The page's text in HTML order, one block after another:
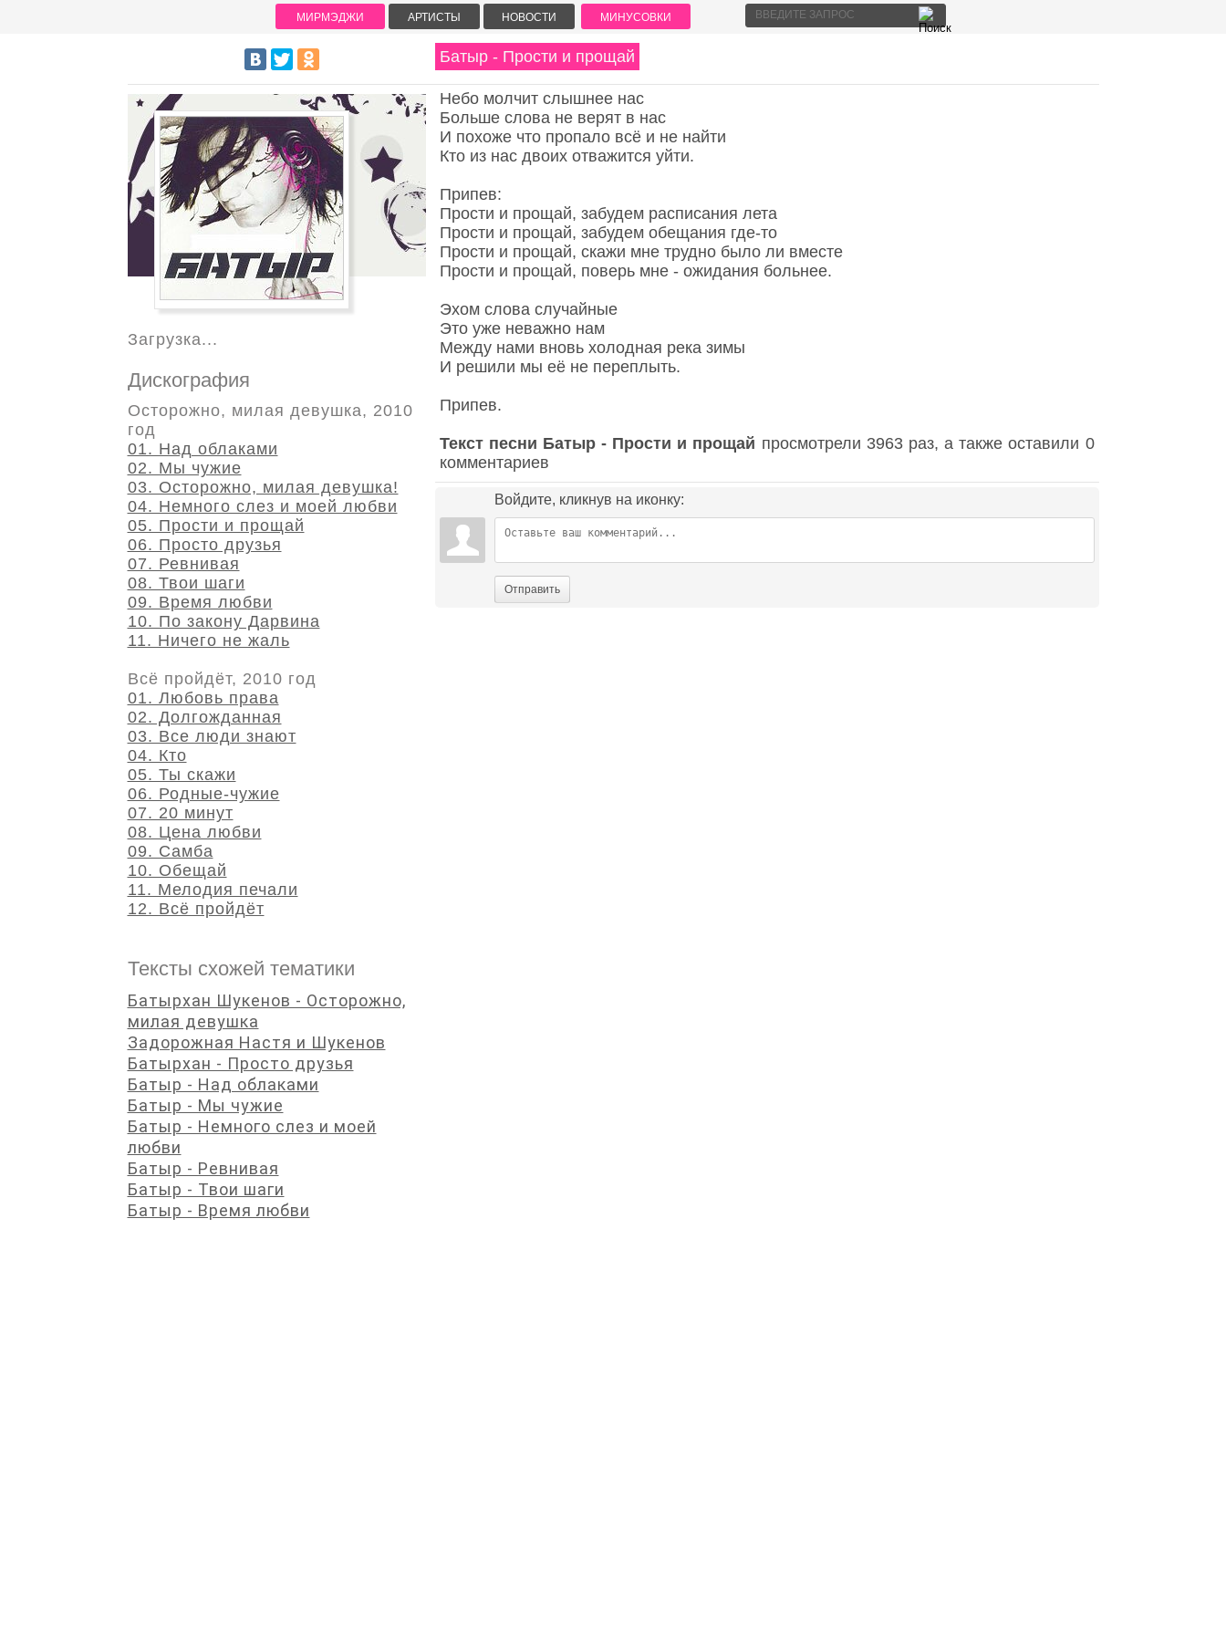
Батыр - Прости и прощай
Небо молчит слышнее нас
Больше слова не верят в нас
И похоже что пропало всё и не найти
Кто из нас двоих отважится уйти.
Припев:
Прости и прощай, забудем расписания лета
Прости и прощай, забудем обещания где-то
Прости и прощай, скажи мне трудно было ли вместе
Прости и прощай, поверь мне - ожидания больнее.
Эхом слова случайные
Это уже неважно нам
Между нами вновь холодная река зимы
И решили мы её не переплыть.
Припев.
Текст песни Батыр - Прости и прощай просмотрели 3963 раз, а также оставили 0
комментариев
Войдите, кликнув на иконку:
Отправить
Загрузка...
Дискография
Осторожно, милая девушка, 2010
год
01. Над облаками
02. Мы чужие
03. Осторожно, милая девушка!
04. Немного слез и моей любви
05. Прости и прощай
06. Просто друзья
07. Ревнивая
08. Твои шаги
09. Время любви
10. По закону Дарвина
11. Ничего не жаль
Всё пройдёт, 2010 год
01. Любовь права
02. Долгожданная
03. Все люди знают
04. Кто
05. Ты скажи
06. Родные-чужие
07. 20 минут
08. Цена любви
09. Самба
10. Обещай
11. Мелодия печали
12. Всё пройдёт
Тексты схожей тематики
Батырхан Шукенов - Осторожно,
милая девушка
Задорожная Настя и Шукенов
Батырхан - Просто друзья
Батыр - Над облаками
Батыр - Мы чужие
Батыр - Немного слез и моей
любви
Батыр - Ревнивая
Батыр - Твои шаги
Батыр - Время любви
МИРМЭДЖИ АРТИСТЫ НОВОСТИ МИНУСОВКИ